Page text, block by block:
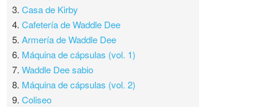
3.Casa de Kirby
4.Cafetería de Waddle Dee
5.Armería de Waddle Dee
6. Máquina de cápsulas (vol. 1)
7.Waddle Dee sabio
8. Máquina de cápsulas (vol. 2)
9.Coliseo